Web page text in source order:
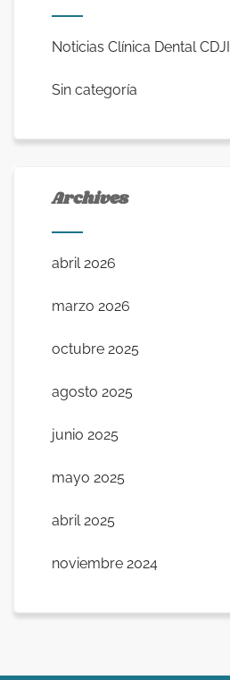
Noticias Clínica Dental CDJI
Sin categoría
Archives
abril 2026
marzo 2026
octubre 2025
agosto 2025
junio 2025
mayo 2025
abril 2025
noviembre 2024